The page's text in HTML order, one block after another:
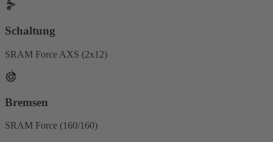
Schaltung
SRAM Force AXS (2x12)
Bremsen
SRAM Force (160/160)